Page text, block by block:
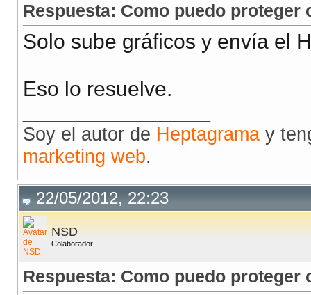
Respuesta: Como puedo
Solo sube gráficos y envía el
Eso lo resuelve.
Soy el autor de Heptagrama y
marketing web.
22/05/2012, 22:23
NSD
Colaborador
Respuesta: Como puedo